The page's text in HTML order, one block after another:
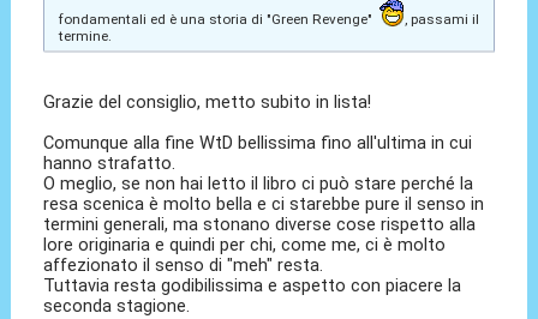
fondamentali ed è una storia di "Green Revenge"
, passami il
termine.
Grazie del consiglio, metto subito in lista!
Comunque alla fine WtD bellissima fino all'ultima in cui
hanno strafatto.
O meglio, se non hai letto il libro ci può stare perché la
resa scenica è molto bella e ci starebbe pure il senso in
termini generali, ma stonano diverse cose rispetto alla
lore originaria e quindi per chi, come me, ci è molto
affezionato il senso di "meh" resta.
Tuttavia resta godibilissima e aspetto con piacere la
seconda stagione.